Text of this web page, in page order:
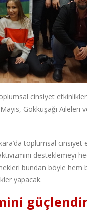
cinsiyet
Gökkuşağı Aileleri
toplumsal
desteklemeyi
bundan böyle hem
yapacak.